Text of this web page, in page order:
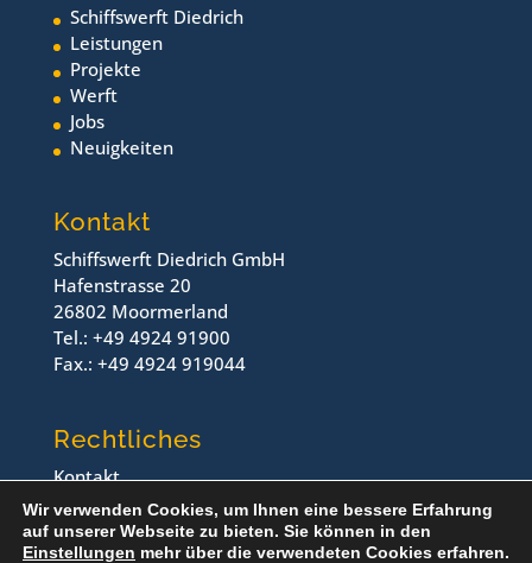
Schiffswerft Diedrich
Leistungen
Projekte
Werft
Jobs
Neuigkeiten
Kontakt
Schiffswerft Diedrich GmbH
Hafenstrasse 20
26802 Moormerland
Tel.: +49 4924 91900
Fax.: +49 4924 919044
Rechtliches
Kontakt
Impressum
Datenschutz
Wir verwenden Cookies, um Ihnen eine bessere Erfahrung
auf unserer Webseite zu bieten. Sie können in den
Einstellungen mehr über die verwendeten Cookies erfahren.